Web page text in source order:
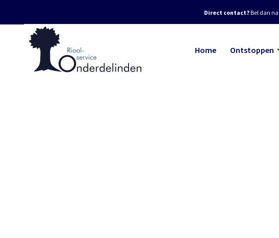
Direct contact?Bel dan
Home Ontstoppen